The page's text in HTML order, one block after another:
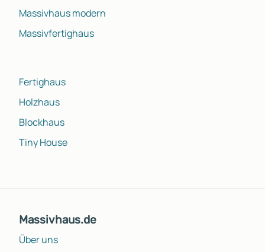
Massivhaus modern
Massivfertighaus
Fertighaus
Holzhaus
Blockhaus
Tiny House
Massivhaus.de
Über uns